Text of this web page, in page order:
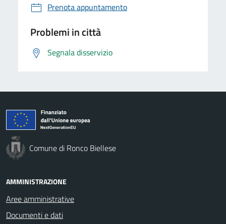
Prenota appuntamento
Problemi in città
Segnala disservizio
Comune di Ronco Biellese
AMMINISTRAZIONE
Aree amministrative
Documenti e dati